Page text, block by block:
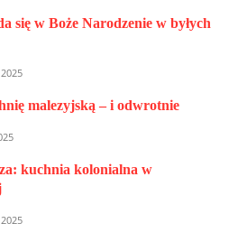
się w Boże Narodzenie w byłych
malezyjską – i odwrotnie
kuchnia kolonialna w